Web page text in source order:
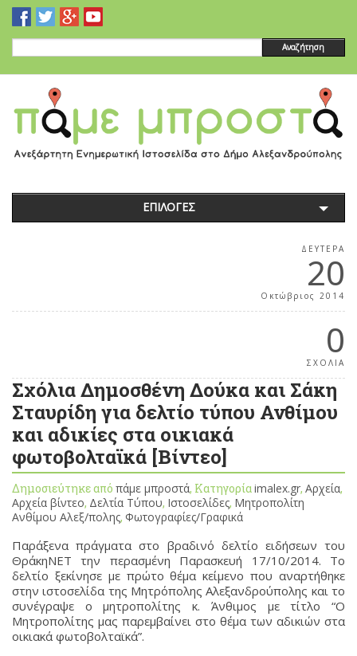
Αναζήτηση
ΕΠΙΛΟΓΕΣ
ΔΕΥΤΈΡΑ
20
Οκτώβριος 2014
0
ΣΧΟΛΙΑ
Σχόλια Δημοσθένη Δούκα και Σάκη
Σταυρίδη για δελτίο τύπου Ανθίμου
και αδικίες στα οικιακά
φωτοβολταϊκά [Βίντεο]
Δημοσιεύτηκε από πάμε μπροστά, Κατηγορίαimalex.gr, Αρχεία,
Αρχεία βίντεο, Δελτία Τύπου, Ιστοσελίδες, Μητροπολίτη
Ανθίμου Αλεξ/πολης, Φωτογραφίες/Γραφικά
Παράξενα πράγματα στο βραδινό δελτίο ειδήσεων του
ΘράκηΝΕΤ την περασμένη Παρασκευή 17/10/2014. Το
δελτίο ξεκίνησε με πρώτο θέμα κείμενο που αναρτήθηκε
στην ιστοσελίδα της Μητρόπολης Αλεξανδρούπολης και το
συνέγραψε ο μητροπολίτης κ. Άνθιμος με τίτλο “Ο
Μητροπολίτης μας παρεμβαίνει στο θέμα των αδικιών στα
οικιακά φωτοβολταϊκά”.